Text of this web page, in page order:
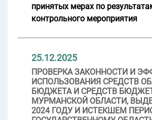
принятых мерах по
контрольного мероприятия
25.12.2025
ПРОВЕРКА ЗАКОННОСТИ И
ИСПОЛЬЗОВАНИЯ СРЕДСТВ
БЮДЖЕТА И СРЕДСТВ
МУРМАНСКОЙ ОБЛАСТИ,
2024 ГОДУ И ИСТЕКШЕМ